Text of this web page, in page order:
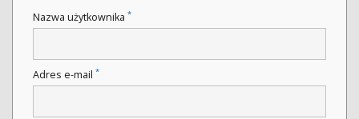
Nazwa użytkownika *
Adres e-mail *